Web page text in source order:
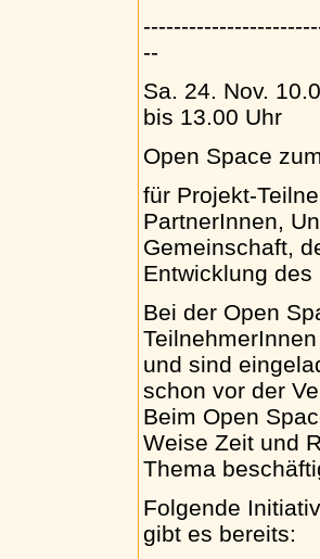
--
Sa. 24. Nov.
bis 13.00 Uhr
Open Space
für Projekt-
PartnerInnen,
Gemeinschaft,
Entwicklung
Bei der Open
und sind
schon vor der
Beim Open
Weise Zeit und
Thema
Folgende
gibt es bereits: